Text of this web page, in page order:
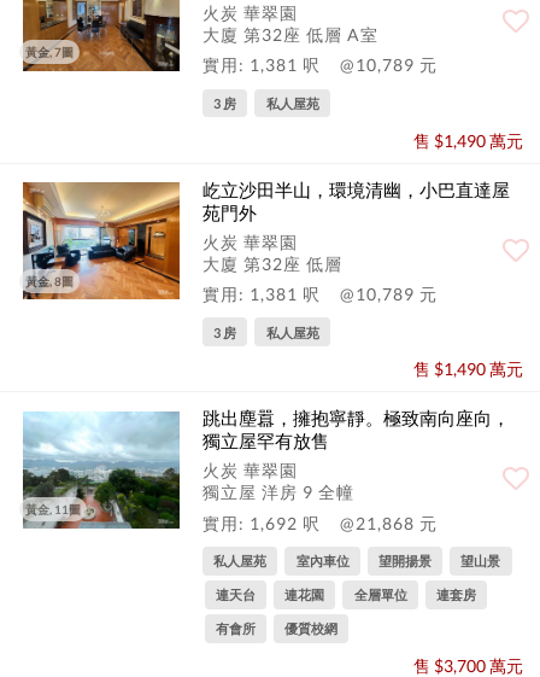
黃金, 7圖
火炭 華翠園
大廈 第32座 低層 A室
實用: 1,381 呎
@10,789 元
3 房 私人屋苑
售 $1,490 萬元
黃金, 8圖
屹立沙田半山，環境清幽，小巴直達屋
苑門外
火炭 華翠園
大廈 第32座 低層
實用: 1,381 呎
@10,789 元
3 房 私人屋苑
售 $1,490 萬元
黃金, 11圖
跳出塵囂，擁抱寧靜。極致南向座向，
獨立屋罕有放售
火炭 華翠園
獨立屋 洋房 9 全幢
實用: 1,692 呎
@21,868 元
私人屋苑 室內車位 望開揚景 望山景
連天台 連花園 全層單位 連套房
有會所 優質校網
售 $3,700 萬元